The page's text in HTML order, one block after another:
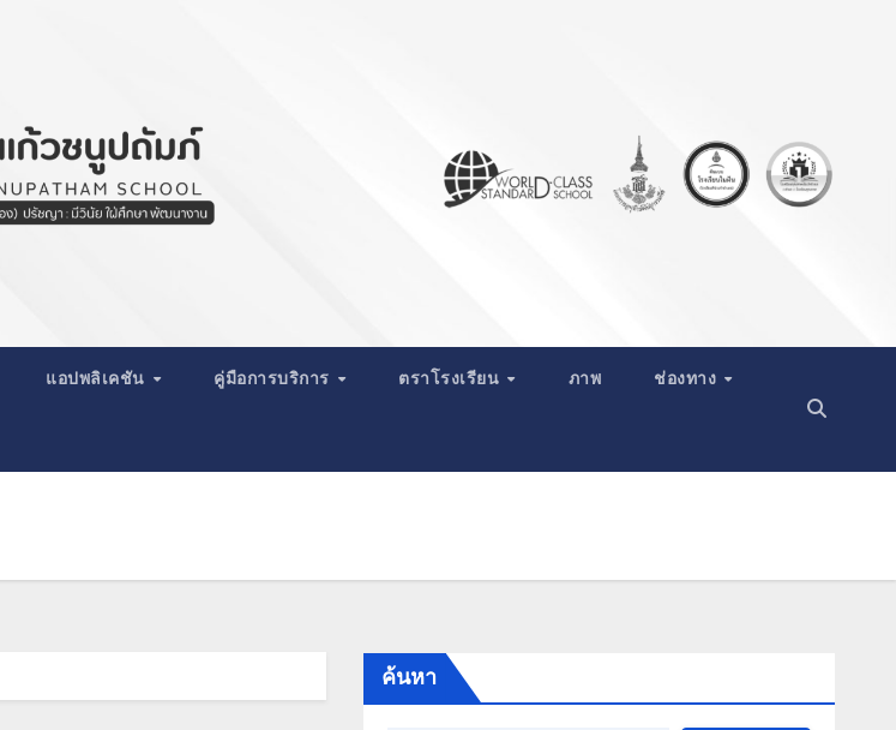
แอปพลิเคชัน คู่มือการบริการ ตราโรงเรียน ภาพ ช่องทาง
ค้นหา